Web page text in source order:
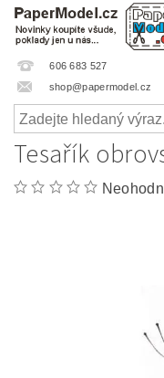
606 683 527
shop@papermodel.cz
Tesařík